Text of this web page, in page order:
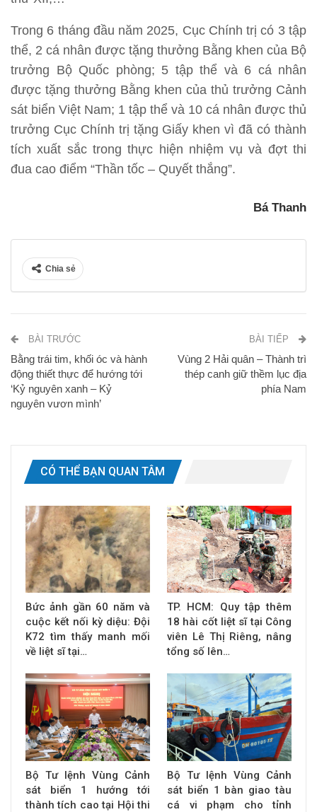
Trong 6 tháng đầu năm 2025, Cục Chính trị có 3 tập
thể, 2 cá nhân được tặng thưởng Bằng khen của Bộ
trưởng Bộ Quốc phòng; 5 tập thể và 6 cá nhân
được tặng thưởng Bằng khen của thủ trưởng Cảnh
sát biển Việt Nam; 1 tập thể và 10 cá nhân được thủ
trưởng Cục Chính trị tặng Giấy khen vì đã có thành
tích xuất sắc trong thực hiện nhiệm vụ và đợt thi
đua cao điểm “Thần tốc – Quyết thắng”.
Bá Thanh
Chia sẻ
BÀI TRƯỚC
Bằng trái tim, khối óc và hành
động thiết thực để hướng tới
‘Kỷ nguyên xanh – Kỷ
nguyên vươn mình’
BÀI TIẾP
Vùng 2 Hải quân – Thành trì
thép canh giữ thềm lục địa
phía Nam
CÓ THỂ BẠN QUAN TÂM
Bức ảnh gần 60 năm và
cuộc kết nối kỳ diệu: Đội
K72 tìm thấy manh mối
về liệt sĩ tại…
TP. HCM: Quy tập thêm
18 hài cốt liệt sĩ tại Công
viên Lê Thị Riêng, nâng
tổng số lên…
Bộ Tư lệnh Vùng Cảnh
sát biển 1 hướng tới
thành tích cao tại Hội thi
Bộ Tư lệnh Vùng Cảnh
sát biển 1 bàn giao tàu
cá vi phạm cho tỉnh